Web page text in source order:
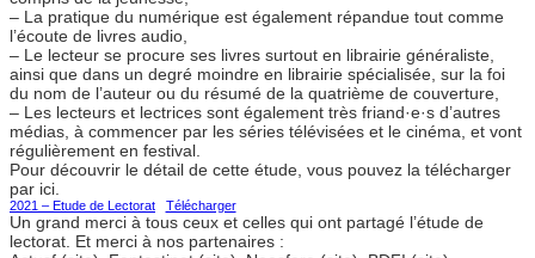
– La pratique du numérique est également répandue tout comme
l’écoute de livres audio,
– Le lecteur se procure ses livres surtout en librairie généraliste,
ainsi que dans un degré moindre en librairie spécialisée, sur la foi
du nom de l’auteur ou du résumé de la quatrième de couverture,
– Les lecteurs et lectrices sont également très friand·e·s d’autres
médias, à commencer par les séries télévisées et le cinéma, et vont
régulièrement en festival.
Pour découvrir le détail de cette étude, vous pouvez la télécharger
par ici.
2021 – Etude de Lectorat Télécharger
Un grand merci à tous ceux et celles qui ont partagé l’étude de
lectorat. Et merci à nos partenaires :